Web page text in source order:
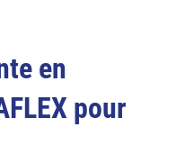
en
pour